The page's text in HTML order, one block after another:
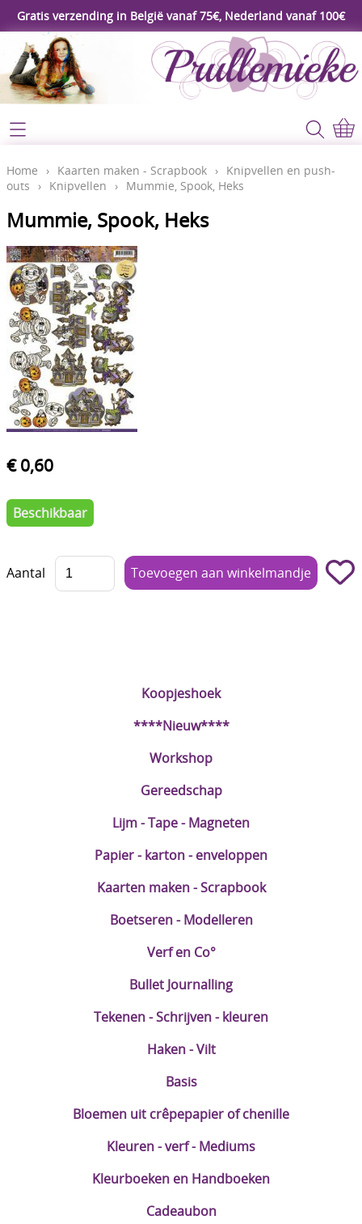
Gratis verzending in België vanaf 75€, Nederland vanaf 100€
Webshop
Koopjeshoek
****Nieuw****
Workshop
Gereedschap
Lijm - Tape - Magneten
Papier - karton - enveloppen
Kaarten maken - Scrapbook
Boetseren - Modelleren
Verf en Co°
Bullet Journalling
Haken - Vilt
Bloemen uit crêpepapier of chenille
Home
Contact
Mijn account
Video's
Blog
Koopjeshoek
****Nieuw****
Workshop
Gereedschap
Lijm - Tape - Magneten
Papier - karton - enveloppen
Kaarten maken - Scrapbook
Boetseren - Modelleren
Verf en Co°
Bullet Journalling
Tekenen - Schrijven - kleuren
Haken - Vilt
Basis
Bloemen uit crêpepapier of chenille
Kleuren - verf - Mediums
Kleurboeken en Handboeken
Cadeaubon
Home › Kaarten maken - Scrapbook › Knipvellen en push-
outs
› Knipvellen › Mummie, Spook, Heks
Mummie, Spook, Heks
€ 0,60
Beschikbaar
Aantal